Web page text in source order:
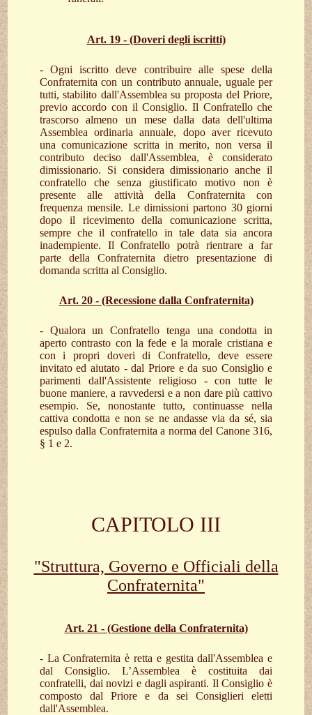
Art. 19 - (Doveri degli iscritti)
- Ogni iscritto deve contribuire alle spese della
Confraternita con un contributo annuale, uguale per
tutti, stabilito dall'Assemblea su proposta del Priore,
previo accordo con il Consiglio. Il Confratello che
trascorso almeno un mese dalla data dell'ultima
Assemblea ordinaria annuale, dopo aver ricevuto
una comunicazione scritta in merito, non versa il
contributo deciso dall'Assemblea, è considerato
dimissionario. Si considera dimissionario anche il
confratello che senza giustificato motivo non è
presente alle attività della Confraternita con
frequenza mensile. Le dimissioni partono 30 giorni
dopo il ricevimento della comunicazione scritta,
sempre che il confratello in tale data sia ancora
inadempiente. Il Confratello potrà rientrare a far
parte della Confraternita dietro presentazione di
domanda scritta al Consiglio.
Art. 20 - (Recessione dalla Confraternita)
- Qualora un Confratello tenga una condotta in
aperto contrasto con la fede e la morale cristiana e
con i propri doveri di Confratello, deve essere
invitato ed aiutato - dal Priore e da suo Consiglio e
parimenti dall'Assistente religioso - con tutte le
buone maniere, a ravvedersi e a non dare più cattivo
esempio. Se, nonostante tutto, continuasse nella
cattiva condotta e non se ne andasse via da sé, sia
espulso dalla Confraternita a norma del Canone 316,
§ 1 e 2.
CAPITOLO III
"Struttura, Governo e Officiali della
Confraternita"
Art. 21 - (Gestione della Confraternita)
- La Confraternita è retta e gestita dall'Assemblea e
dal Consiglio. L’Assemblea è costituita dai
confratelli, dai novizi e dagli aspiranti. Il Consiglio è
composto dal Priore e da sei Consiglieri eletti
dall'Assemblea.